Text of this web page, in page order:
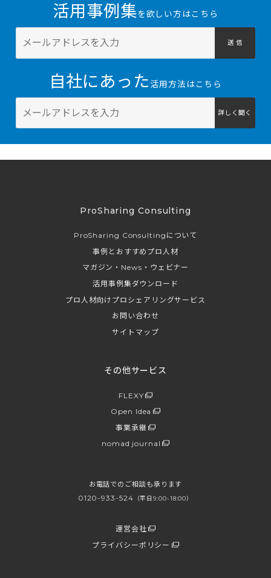
活用事例集を欲しい方はこちら
送 信
自社にあった 活用方法はこちら
詳しく聞く
ProSharing Consulting
ProSharing Consultingについて
事例とおすすめプロ人材
マガジン・News・ウェビナー
活用事例集ダウンロード
プロ人材向けプロシェアリングサービス
お問い合わせ
サイトマップ
その他サービス
FLEXY
Open Idea
事業承継
nomad journal
お電話でのご相談も承ります
0120-933-524 （平日9:00-18:00）
運営会社
プライバシーポリシー